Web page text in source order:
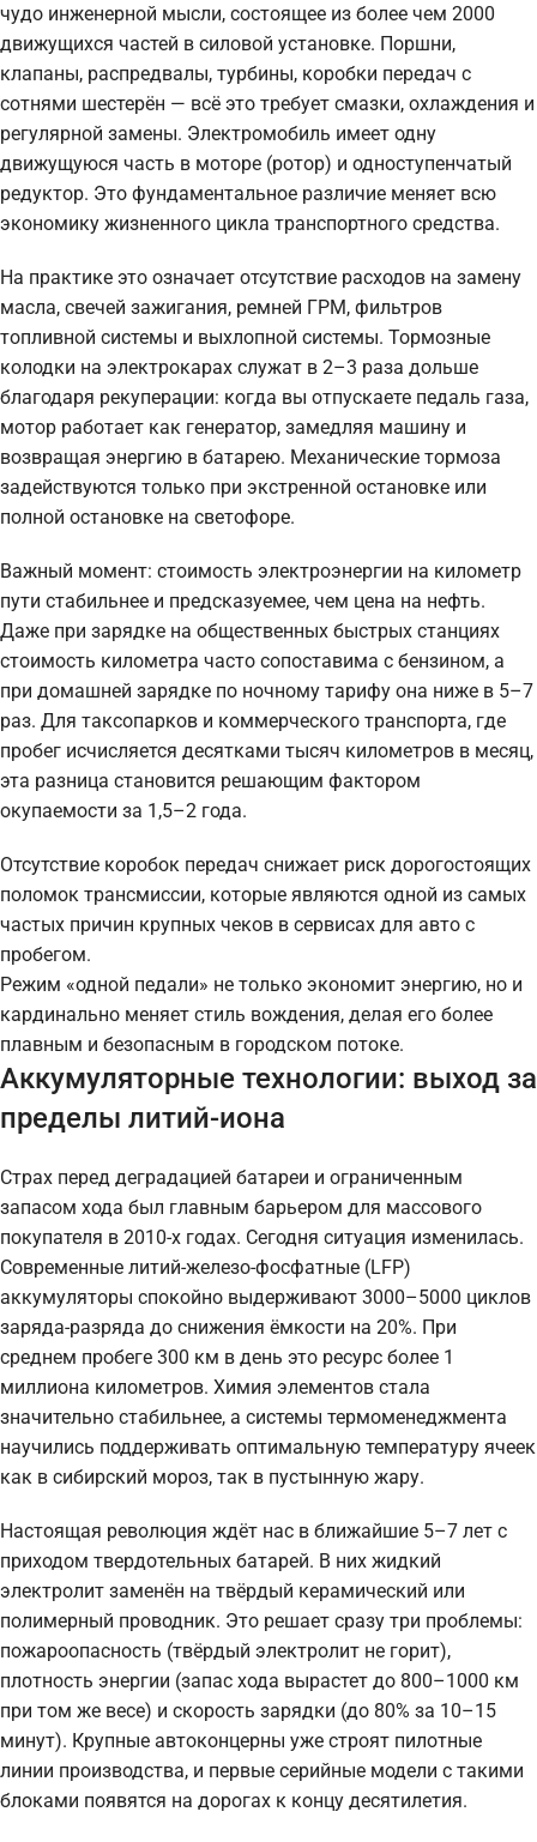
чудо инженерной мысли, состоящее из более чем 2000
движущихся частей в силовой установке. Поршни,
клапаны, распредвалы, турбины, коробки передач с
сотнями шестерён — всё это требует смазки, охлаждения и
регулярной замены. Электромобиль имеет одну
движущуюся часть в моторе (ротор) и одноступенчатый
редуктор. Это фундаментальное различие меняет всю
экономику жизненного цикла транспортного средства.
На практике это означает отсутствие расходов на замену
масла, свечей зажигания, ремней ГРМ, фильтров
топливной системы и выхлопной системы. Тормозные
колодки на электрокарах служат в 2–3 раза дольше
благодаря рекуперации: когда вы отпускаете педаль газа,
мотор работает как генератор, замедляя машину и
возвращая энергию в батарею. Механические тормоза
задействуются только при экстренной остановке или
полной остановке на светофоре.
Важный момент: стоимость электроэнергии на километр
пути стабильнее и предсказуемее, чем цена на нефть.
Даже при зарядке на общественных быстрых станциях
стоимость километра часто сопоставима с бензином, а
при домашней зарядке по ночному тарифу она ниже в 5–7
раз. Для таксопарков и коммерческого транспорта, где
пробег исчисляется десятками тысяч километров в месяц,
эта разница становится решающим фактором
окупаемости за 1,5–2 года.
Отсутствие коробок передач снижает риск дорогостоящих
поломок трансмиссии, которые являются одной из самых
частых причин крупных чеков в сервисах для авто с
пробегом.
Режим «одной педали» не только экономит энергию, но и
кардинально меняет стиль вождения, делая его более
плавным и безопасным в городском потоке.
Аккумуляторные технологии: выход за
пределы литий-иона
Страх перед деградацией батареи и ограниченным
запасом хода был главным барьером для массового
покупателя в 2010-х годах. Сегодня ситуация изменилась.
Современные литий-железо-фосфатные (LFP)
аккумуляторы спокойно выдерживают 3000–5000 циклов
заряда-разряда до снижения ёмкости на 20%. При
среднем пробеге 300 км в день это ресурс более 1
миллиона километров. Химия элементов стала
значительно стабильнее, а системы термоменеджмента
научились поддерживать оптимальную температуру ячеек
как в сибирский мороз, так в пустынную жару.
Настоящая революция ждёт нас в ближайшие 5–7 лет с
приходом твердотельных батарей. В них жидкий
электролит заменён на твёрдый керамический или
полимерный проводник. Это решает сразу три проблемы:
пожароопасность (твёрдый электролит не горит),
плотность энергии (запас хода вырастет до 800–1000 км
при том же весе) и скорость зарядки (до 80% за 10–15
минут). Крупные автоконцерны уже строят пилотные
линии производства, и первые серийные модели с такими
блоками появятся на дорогах к концу десятилетия.